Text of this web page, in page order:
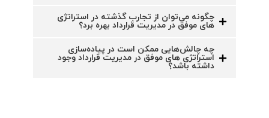
چگونه می‌توان از تجارب گذشته در استراتژی
های موفق در مدیریت قرارداد بهره برد؟
چه چالش‌هایی ممکن است در پیاده‌سازی
استراتژی های موفق در مدیریت قرارداد وجود
داشته باشد؟